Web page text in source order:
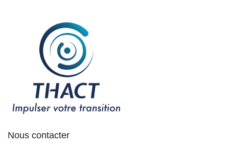
Nous contacter